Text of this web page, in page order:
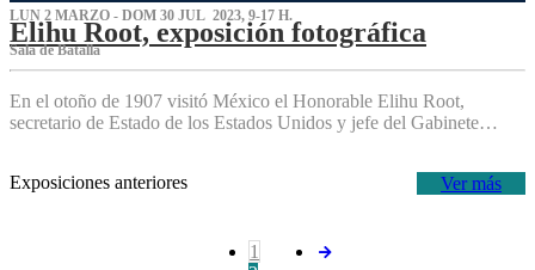
LUN 2 MARZO - DOM 30 JUL 2023, 9-17 H.
Elihu Root, exposición fotográfica
Sala de Batalla
En el otoño de 1907 visitó México el Honorable Elihu Root,
secretario de Estado de los Estados Unidos y jefe del Gabinete…
Ver más
Exposiciones anteriores
1